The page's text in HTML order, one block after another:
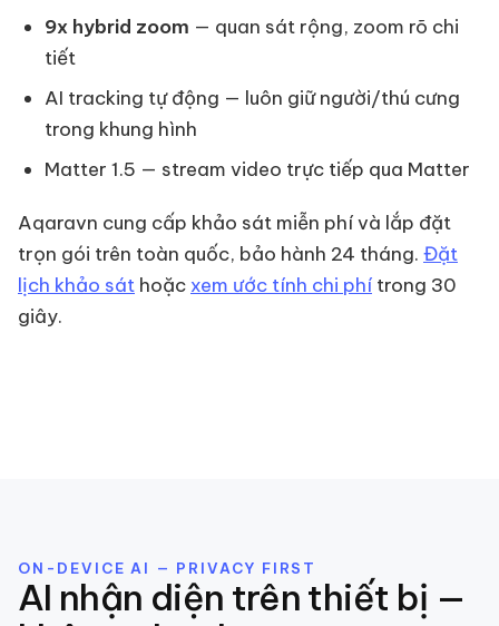
9x hybrid zoom — quan sát rộng, zoom rõ chi
tiết
AI tracking tự động — luôn giữ người/thú cưng
trong khung hình
Matter 1.5 — stream video trực tiếp qua Matter
Aqaravn cung cấp khảo sát miễn phí và lắp đặt
trọn gói trên toàn quốc, bảo hành 24 tháng. Đặt
lịch khảo sát hoặc xem ước tính chi phí trong 30
giây.
ON-DEVICE AI — PRIVACY FIRST
AI nhận diện trên thiết bị —